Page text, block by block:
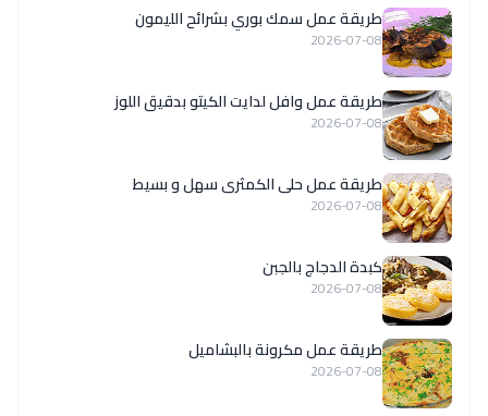
طريقة عمل سمك بوري بشرائح الليمون
2026-07-08
طريقة عمل وافل لدايت الكيتو بدقيق اللوز
2026-07-08
طريقة عمل حلى الكمثرى سهل و بسيط
2026-07-08
كبدة الدجاج بالجبن
2026-07-08
طريقة عمل مكرونة بالبشاميل
2026-07-08